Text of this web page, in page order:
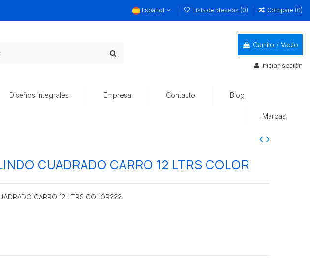
Español Lista de deseos (0) Compare (0)
Carrito / Vacío
Iniciar sesión
Diseños Integrales Empresa Contacto Blog
Marcas
CUADRADO CARRO 12 LTRS COLOR
CARRO 12 LTRS COLOR???